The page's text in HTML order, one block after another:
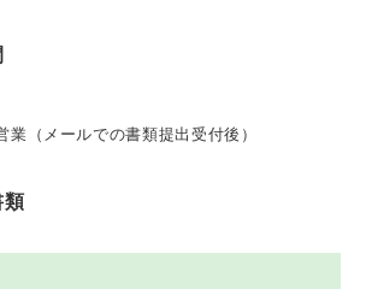
（メールでの書類提出受付後）